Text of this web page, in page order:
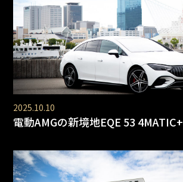
2025.10.10
電動AMGの新境地EQE 53 4MATIC+